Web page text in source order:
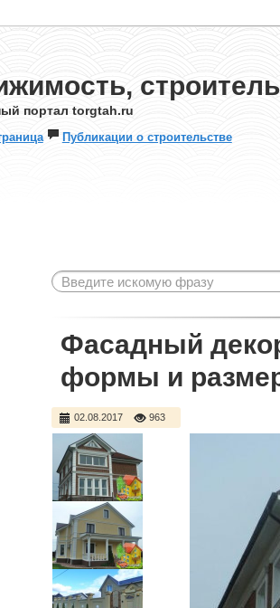
портал torgtah.ru
Публикации о строительстве
Фасадный
формы и
02.08.2017 963